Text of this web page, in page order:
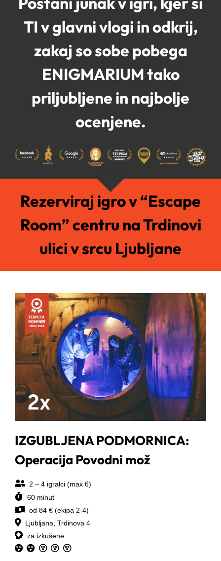
TI v glavni vlogi in odkrij,
zakaj so sobe pobega
ENIGMARIUM tako
priljubljene in najbolje
ocenjene.
Rezerviraj igro v “Escape
Room” centru na Trdinovi
ulici v srcu Ljubljane
IZGUBLJENA PODMORNICA:
Operacija Povodni mož
2 – 4 igralci (max 6)
60 minut
od 84 € (ekipa 2-4)
Ljubljana, Trdinova 4
za izkušene